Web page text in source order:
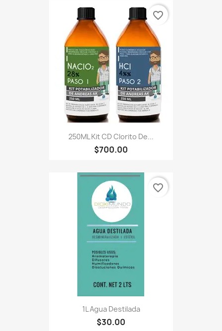
250ML Kit CD Clorito De...
$700.00
favorite_border
1L Agua Destilada
$30.00
favorite_border